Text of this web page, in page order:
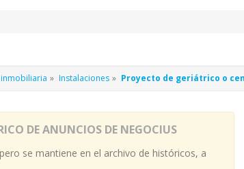
Instalaciones Proyecto de geriátrico o
DE ANUNCIOS DE NEGOCIUS
se mantiene en el archivo de históricos, a